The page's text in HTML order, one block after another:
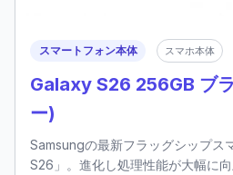
スマートフォン本体 スマホ本体
Galaxy S26 256GB ブ
ー)
Samsungの最新フラッグシップス
S26」。進化し処理性能が大幅に